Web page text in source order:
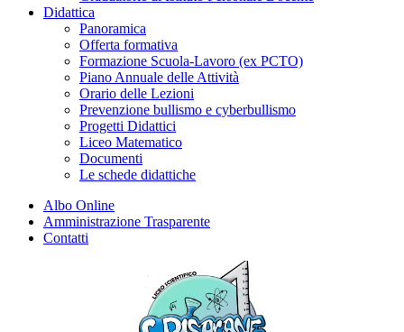
Didattica
Panoramica
Offerta formativa
Formazione Scuola-Lavoro (ex PCTO)
Piano Annuale delle Attività
Orario delle Lezioni
Prevenzione bullismo e cyberbullismo
Progetti Didattici
Liceo Matematico
Documenti
Le schede didattiche
Albo Online
Amministrazione Trasparente
Contatti